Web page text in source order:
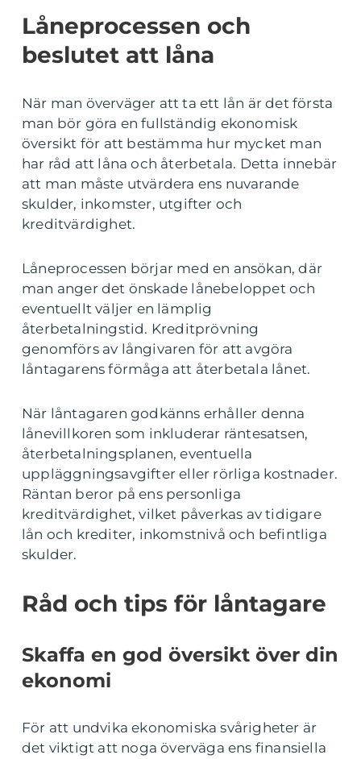
Låneprocessen och
beslutet att låna
När man överväger att ta ett lån är det första
man bör göra en fullständig ekonomisk
översikt för att bestämma hur mycket man
har råd att låna och återbetala. Detta innebär
att man måste utvärdera ens nuvarande
skulder, inkomster, utgifter och
kreditvärdighet.
Låneprocessen börjar med en ansökan, där
man anger det önskade lånebeloppet och
eventuellt väljer en lämplig
återbetalningstid. Kreditprövning
genomförs av långivaren för att avgöra
låntagarens förmåga att återbetala lånet.
När låntagaren godkänns erhåller denna
lånevillkoren som inkluderar räntesatsen,
återbetalningsplanen, eventuella
uppläggningsavgifter eller rörliga kostnader.
Räntan beror på ens personliga
kreditvärdighet, vilket påverkas av tidigare
lån och krediter, inkomstnivå och befintliga
skulder.
Råd och tips för låntagare
Skaffa en god översikt över din
ekonomi
För att undvika ekonomiska svårigheter är
det viktigt att noga överväga ens finansiella